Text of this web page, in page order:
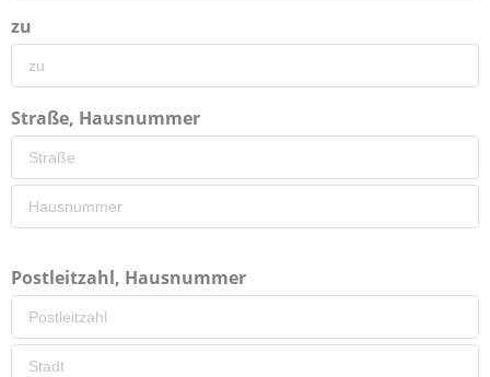
zu
Straße, Hausnummer
Postleitzahl, Hausnummer